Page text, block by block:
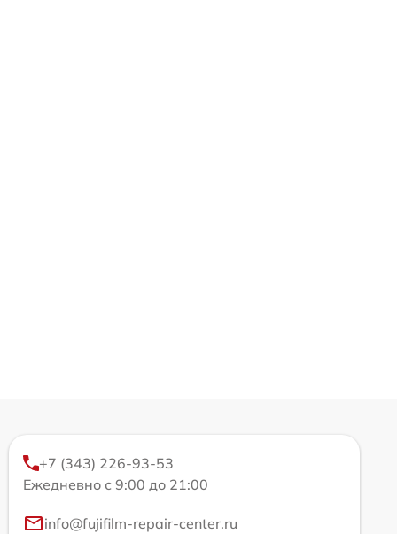
+7 (343) 226-93-53
Ежедневно с 9:00 до 21:00
info@fujifilm-repair-center.ru